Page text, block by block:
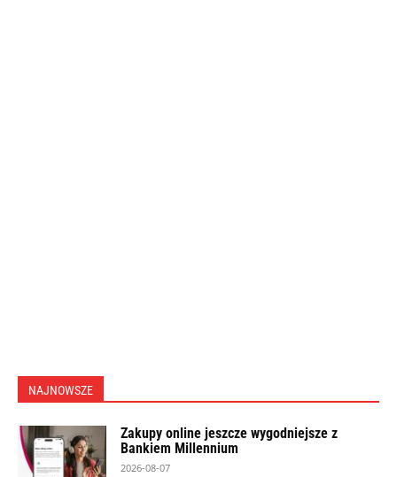
NAJNOWSZE
Zakupy online jeszcze wygodniejsze z
Bankiem Millennium
2026-08-07